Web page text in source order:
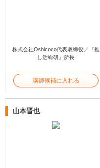
株式会社Oshicoco代表取締役／『推
し活総研』所長
講師候補に入れる
山本晋也